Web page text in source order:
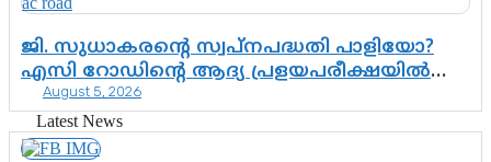
ജി. സുധാകരന്റെ സ്വപ്നപദ്ധതി പാളിയോ?
എസി റോഡിന്റെ ആദ്യ പ്രളയപരീക്ഷയിൽ
ഉയരുന്നത് ഗുരുതര ചോദ്യങ്ങൾ
August 5, 2026
Latest News